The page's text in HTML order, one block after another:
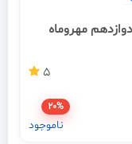
مهروماه
5
20%
ناموجود